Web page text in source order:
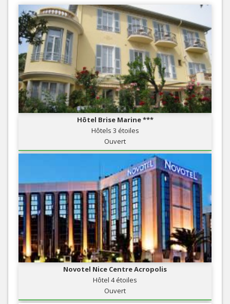
Hôtel Brise Marine ***
Hôtels 3 étoiles
Ouvert
Novotel Nice Centre Acropolis
Hôtel 4 étoiles
Ouvert